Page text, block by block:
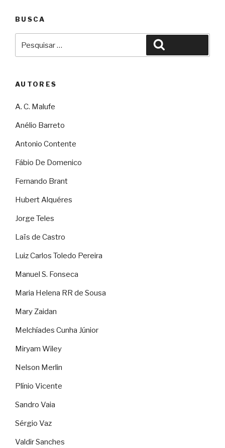
BUSCA
por:
AUTORES
A. C. Malufe
Anélio Barreto
Antonio Contente
Fábio De Domenico
Fernando Brant
Hubert Alquéres
Jorge Teles
Laïs de Castro
Luiz Carlos Toledo Pereira
Manuel S. Fonseca
Maria Helena RR de Sousa
Mary Zaidan
Melchíades Cunha Júnior
Miryam Wiley
Nelson Merlin
Plínio Vicente
Sandro Vaia
Sérgio Vaz
Valdir Sanches